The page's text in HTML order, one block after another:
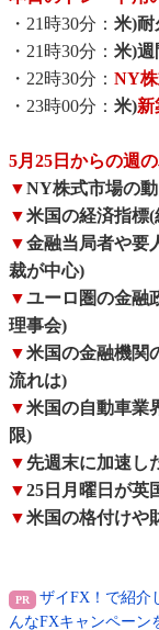
・21時30分： 米)耐
・21時30分： 米)週
・22時30分： NY
・23時00分： 米)新
5月25日からの週
▼NY株式市場の
▼米国の経済指標
▼金融当局者や要
裁が中心)
▼ユーロ圏の金融
理事会)
▼米国の金融機関
流れは)
▼米国の自動車業
限)
▼ 先週末に加速し
▼25日月曜日が英
▼米国の格付けや
ザイFX！で紹介
んなFXキャンペーン